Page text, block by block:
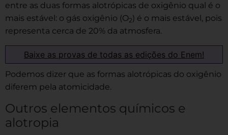
entre as duas formas alotrópicas de oxigênio qual é o
mais estável: o gás oxigênio (O2) é o mais estável, pois
representa cerca de 20% da atmosfera.
Baixe as provas de todas as edições do Enem!
Podemos dizer que as formas alotrópicas do oxigênio
diferem pela atomicidade.
Outros elementos químicos e
alotropia